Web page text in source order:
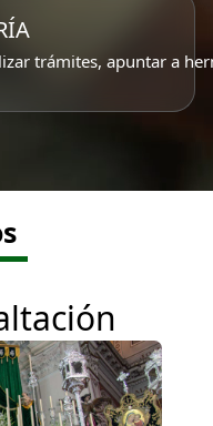
trámites, apuntar a